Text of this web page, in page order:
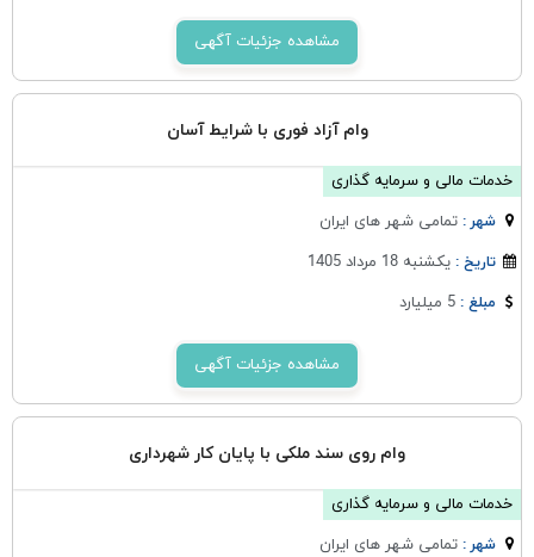
مشاهده جزئیات آگهی
وام آزاد فوری با شرایط آسان
خدمات مالی و سرمایه گذاری
شهر :تمامی شهر های ایران
تاریخ :یکشنبه 18 مرداد 1405
مبلغ :5 میلیارد
مشاهده جزئیات آگهی
وام روی سند ملکی با پایان کار شهرداری
خدمات مالی و سرمایه گذاری
شهر :تمامی شهر های ایران